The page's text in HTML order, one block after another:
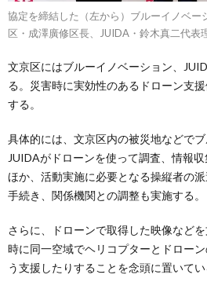
協定を締結した（左から）ブルーイノベー
区・成澤廣修区長、JUIDA・鈴木真二代表
文京区にはブルーイノベーション、
る。災害時に実効性のあるドローン支
する。
具体的には、文京区内の被災地などで
JUIDAがドローンを使って調査、情報
ほか、活動実施に必要となる操縦者の
手続き、関係機関との調整も実施する。
さらに、ドローンで取得した映像など
時に同一空域でヘリコプターとドロー
う支援したりすることを念頭に置いてい